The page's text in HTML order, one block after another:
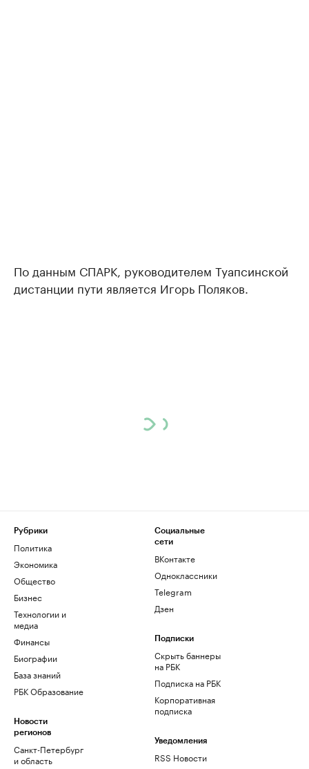
По данным СПАРК, руководителем Туапсинской
дистанции пути является Игорь Поляков.
Рубрики
Политика
Экономика
Общество
Бизнес
Технологии и
медиа
Финансы
Биографии
База знаний
РБК Образование
Новости
регионов
Санкт-Петербург
и область
Социальные
сети
ВКонтакте
Одноклассники
Telegram
Дзен
Подписки
Скрыть баннеры
на РБК
Подписка на РБК
Корпоративная
подписка
Уведомления
RSS Новости